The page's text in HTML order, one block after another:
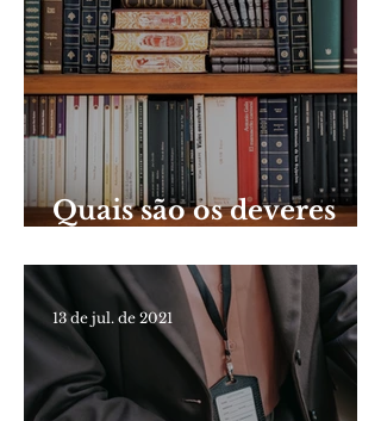
Quais são os deveres
servidores públicos?
13 de jul. de 2021